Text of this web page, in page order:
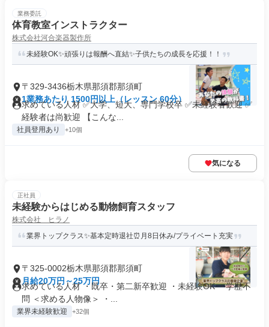
業務委託
体育教室インストラクター
株式会社河合楽器製作所
未経験OK✨頑張りは報酬へ直結✨子供たちの成長を応援！！
〒329-3436栃木県那須郡那須町
1業務あたり 1500円以上（レッスン 60分）
求めている人材 ✅大学、短大、専門学校卒 ✅未経験者歓迎 ✅
経験者は尚歓迎 【こんな...
社員登用あり +10個
気になる
正社員
未経験からはじめる動物飼育スタッフ
株式会社 ヒラノ
業界トップクラス✨基本定時退社⏰月8日休み/プライベート充実
〒325-0002栃木県那須郡那須町
月給20万円～25万円
求めている人材 ・既卒・第二新卒歓迎 ・未経験OK ・学歴不
問 ＜求める人物像＞ ・...
業界未経験歓迎 +32個